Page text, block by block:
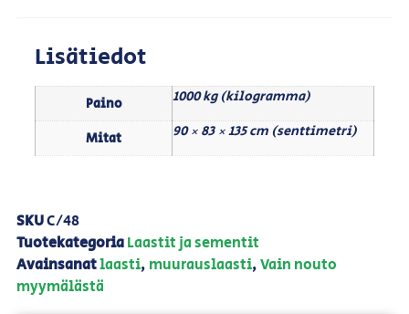
Lisätiedot
Paino 1000 kg (kilogramma)
Mitat 90 × 83 × 135 cm (senttimetri)
SKUC/48
TuotekategoriaLaastit ja sementit
Avainsanatlaasti, muurauslaasti,Vain nouto
myymälästä